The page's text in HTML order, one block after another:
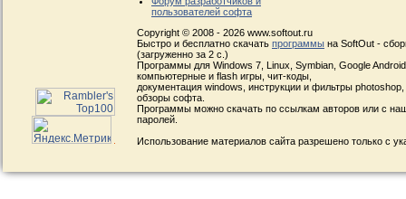
пользователей софта
Copyright © 2008 - 2026 www.softout.ru
Быстро и бесплатно скачать программы на SoftOut -
(загруженно за 2 с.)
Программы для Windows 7, Linux, Symbian, Google
компьютерные и flash игры, чит-коды,
документация windows, инструкции и фильтры
обзоры софта.
Программы можно скачать по ссылкам авторов или с
паролей.
Использование материалов сайта разрешено только с